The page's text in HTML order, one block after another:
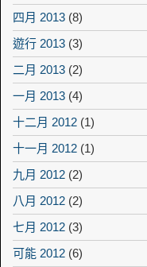
四月 2013 (8)
遊行 2013 (3)
二月 2013 (2)
一月 2013 (4)
十二月 2012 (1)
十一月 2012 (1)
九月 2012 (2)
八月 2012 (2)
七月 2012 (3)
可能 2012 (6)